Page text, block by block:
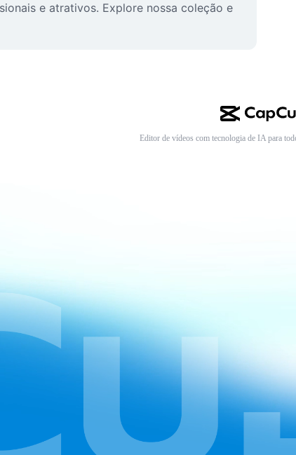
e atrativos. Explore nossa coleção e
Editor de vídeos com tecnologia de IA para